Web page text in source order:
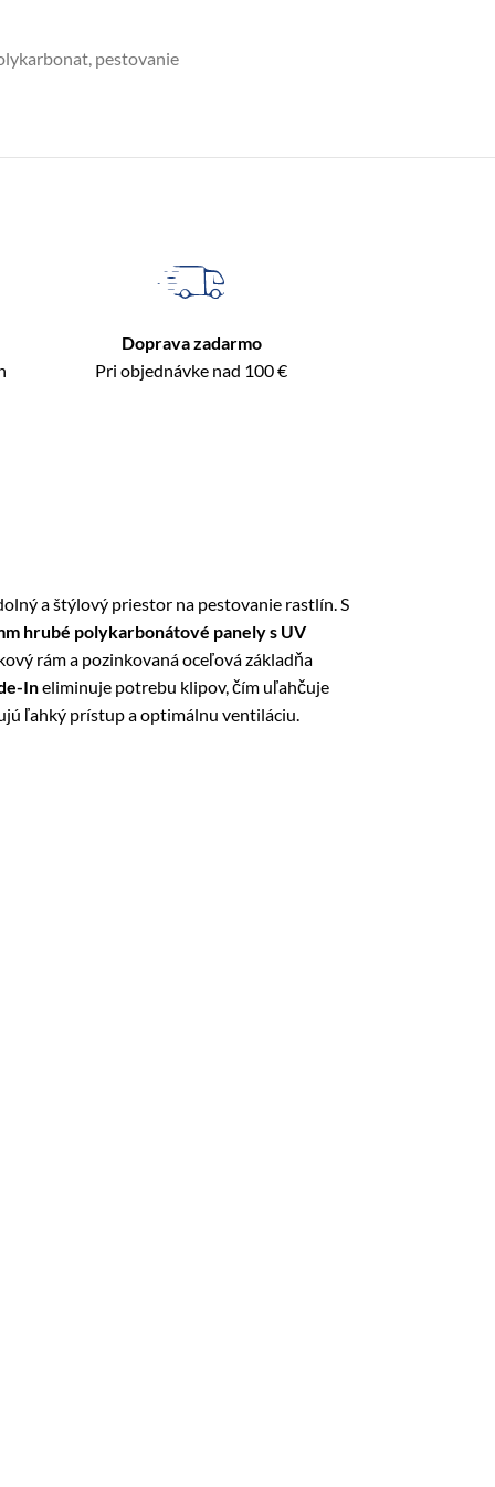
, pestovanie
Doprava zadarmo
Pri objednávke nad 100 €
a štýlový priestor na pestovanie rastlín. S
hrubé polykarbonátové panely s UV
rám a pozinkovaná oceľová základňa
Ineliminuje potrebu klipov, čím uľahčuje
ľahký prístup a optimálnu ventiláciu.